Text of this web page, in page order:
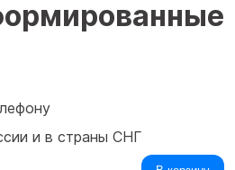
и в страны СНГ